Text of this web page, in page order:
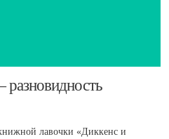
лавочки «Диккенс и